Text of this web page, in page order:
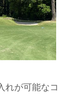
れが可能なコ